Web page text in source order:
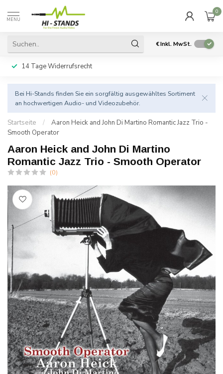
MENU
0
€Inkl. MwSt.
14 Tage Widerrufsrecht
Bei Hi-Stands finden Sie ein sorgfältig ausgewähltes Sortiment
an hochwertigen Audio- und Videozubehör.
Startseite /
Aaron Heick and John Di Martino Romantic Jazz Trio -
Smooth Operator
Aaron Heick and John Di Martino
Romantic Jazz Trio - Smooth Operator
(0)